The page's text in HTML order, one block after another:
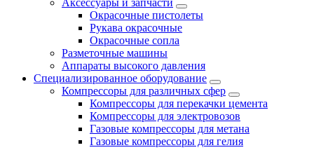
Окрасочные пистолеты
Рукава окрасочные
Окрасочные сопла
Разметочные машины
Аппараты высокого давления
Специализированное оборудование
Компрессоры для различных сфер
Компрессоры для перекачки цемента
Компрессоры для электровозов
Газовые компрессоры для метана
Газовые компрессоры для гелия